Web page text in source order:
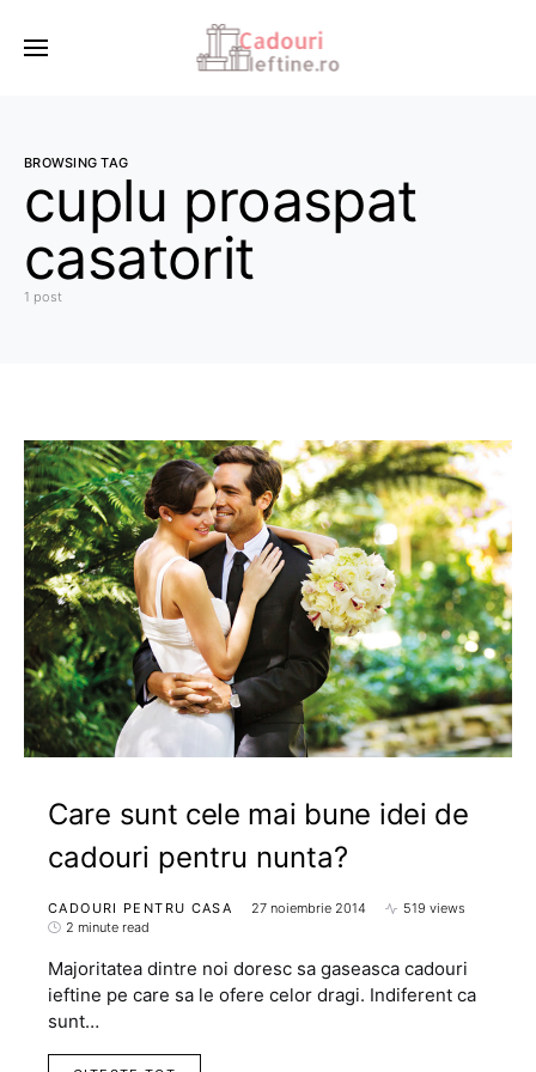
BROWSING TAG
cuplu proaspat
casatorit
1 post
Care sunt cele mai bune idei de
cadouri pentru nunta?
CADOURI PENTRU CASA 27 noiembrie 2014
519 views
2 minute read
Majoritatea dintre noi doresc sa gaseasca cadouri
ieftine pe care sa le ofere celor dragi. Indiferent ca
sunt…